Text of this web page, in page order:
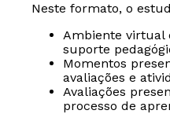
Neste formato, o
Ambiente virtual
suporte
Momentos
avaliações e
Avaliações
processo de